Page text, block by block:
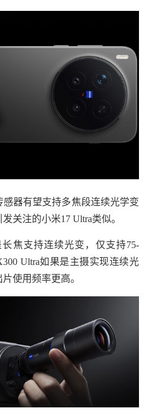
器有望支持多焦段连续光学变
关注的小米17 Ultra类似。
焦支持连续光变，仅支持75-
Ultra如果是主摄实现连续光
使用频率更高。